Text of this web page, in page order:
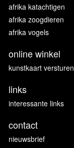
afrika katachtigen
afrika zoogdieren
afrika vogels
online winkel
kunstkaart versturen
links
interessante links
contact
nieuwsbrief